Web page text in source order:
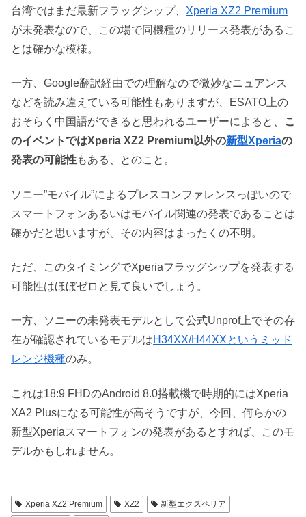
台湾ではまだ最新フラッグシップ、 Xperia XZ2 Premium
が未発表なので、この場で同機種のリリース発表があるこ
とは確かな模様。
一方、Google翻訳経由での理解なので微妙なニュアンス
などを読み違えている可能性もありますが、ESATO上の
おそらく中国語ができると思われるユーザーによると、
こ
のイベントではXperia XZ2 Premium以外の新型Xperiaの
発表の可能性もある、とのこと。
ソニー”モバイル”によるプレスコンファレンスっぽいので
スマートフォンあるいはモバイル関連の発表であることは
確かだと思いますが、その内容はまったくの不明。
ただ、このタイミングでXperiaフラッグシップを発表する
可能性はほぼゼロと見て良いでしょう。
一方、ソニーの未発表モデルとして公式Unprof上でその存
在が確認されているモデルはH34XX/H44XXというミッド
レンジ機種のみ。
これは18:9 FHDのAndroid 8.0搭載機で時期的にはXperia
XA2 Plusになる可能性が高そうですが、今回、何らかの
新型Xperiaスマートフォンの発表があるとすれば、このモ
デルかもしれません。
Xperia XZ2 Premium XZ2
新型エクスペリア